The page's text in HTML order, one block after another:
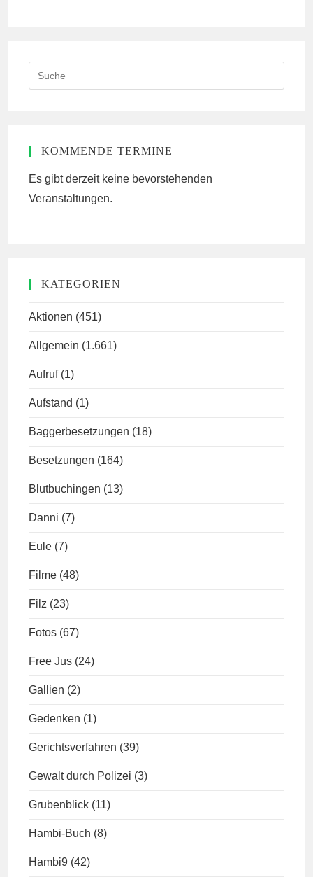
this
KOMMENDE TERMINE
Es gibt derzeit keine bevorstehenden
Veranstaltungen.
KATEGORIEN
Aktionen (451)
Allgemein (1.661)
Aufruf (1)
Aufstand (1)
Baggerbesetzungen (18)
Besetzungen (164)
Blutbuchingen (13)
Danni (7)
Eule (7)
Filme (48)
Filz (23)
Fotos (67)
Free Jus (24)
Gallien (2)
Gedenken (1)
Gerichtsverfahren (39)
Gewalt durch Polizei (3)
Grubenblick (11)
Hambi-Buch (8)
Hambi9 (42)